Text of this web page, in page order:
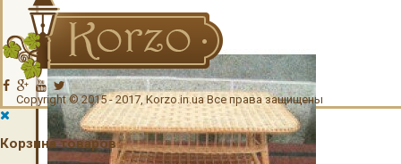
Плетеные санки
Copyright © 2015 - 2017, Korzo.in.ua Все права защищены
Корзина товаров